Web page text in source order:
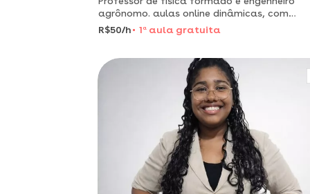
agrônomo. aulas online dinâmicas, com
explicação clara e foco em resultados.
preparação para provas, enem e reforço
R$50/h 1 a aula gratuita